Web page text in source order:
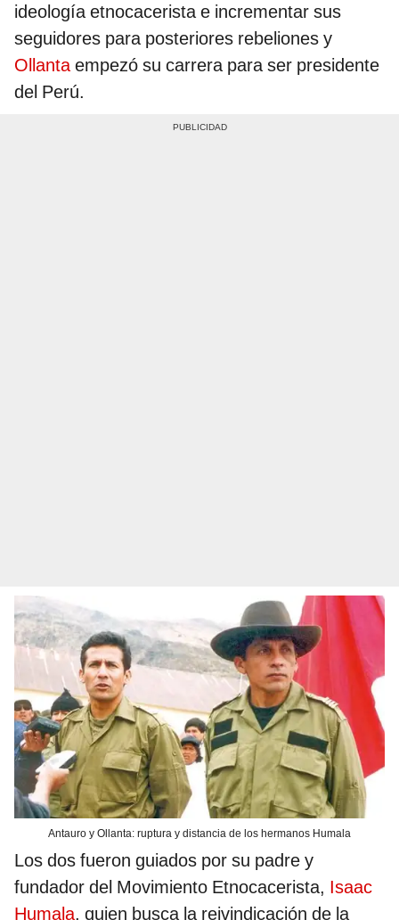
ideología etnocacerista e incrementar sus
seguidores para posteriores rebeliones y
Ollantaempezó su carrera para ser presidente
del Perú.
Antauro y Ollanta: ruptura y distancia de los hermanos Humala
Los dos fueron guiados por su padre y
fundador del Movimiento Etnocacerista, Isaac
Humala, quien busca la reivindicación de la